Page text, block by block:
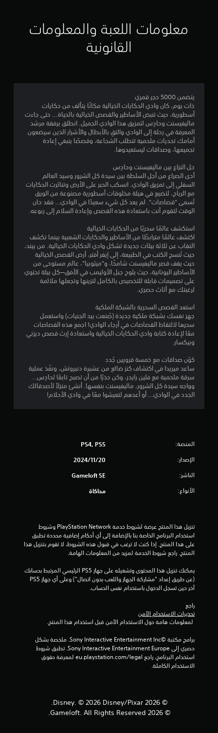
ي
6
ن
م
م
5
ن
ج
م
م
إ
ج
ن
ا
ت
ي
م
معلومات اللعبة والمعلومات
القانونية
يتضمن 5000 حجر قمري
ذات يوم، كان وادي الحكايات الخيالية مكانًا يتألف من حكايات
أسطورية، حيث تنبض الأساطير والقصص الخيالية بالحياة... حتى جاءت
ماليفيسنت وحادِس لتمزيق هذا الوادي الجميل. انطلق برفقة مرشد
المعرفة في رحلة إلى الوادي والتقِ بالأبطال والأشرار الذين سيضعون
أمامك تحديات ملحمية تتطلب الشجاعة، وقصصًا ينبغي إعادة
تجميعها، وصداقات ليستعيدوها.
حل النزاع بين ماليفيسنت وحادِس
أدى الصراع من أجل السلطة بين سيدة كل الشرور وسيد العالم
السفلي إلى تمزيق الوادي. انسكب الحبر على الأرض وتناثرت الحكايات
مع الرياح، لتضيع في هيئة مخلوقات أسطورية مصنوعة من الورق
تُسمى "قصاصات". لم يعد كل شيء سعيدًا في الوادي… فقد حان
الوقت لتقوم أنت باستعادة هذه القصص وإعادة السلام إلى ربوعه.
استكشف عالمًا سحريًا من الحكايات الخيالية
اكتشف عالمًا مترابطًا من الأساطير والحكايات الشعبية بينما تكشف
النقاب عن ثلاثة بيئات جديدة تشكل وادي الحكايات الخيالية. من بيند،
حيث تُنسج الكتب في الطبيعة، إلى إيفر أفتر، أرض القصص الخيالية
حيث يقف قصر ماليفيسنت شامخًا، و"ميثوبيا"، عالم مستوحى من
الأساطير اليونانية، حيث يلوح جبل الأوليمب في الأفق—كل بيئة تحتوي
على تصميمات قابلة للتخصيص بالكامل لتزينها وتجعلها ملائمة
لرغبتك مع أثاث حصري.
استعد القصص السحرية بالشبكة الملكية
جهز نفسك بشبكة ملكية جديدة (صُنعت بيد الجنيات) واستعمل
سحرها لالتقاط القصاصات في أرجاء الوادي! اجمع هذه القصاصات
معًا لإعادة كتابة وادي الحكايات الخيالية واستعادة إرث قصص ديزني
وبيكسار.
كوّن صداقات مع خمسة قرويين جُدد
ساعد ميريدا في اكتشاف كنز ضائع من عشيرة دنبروتش، ونفّذ عملية
سرقة ملحمية مع فلين رايدر، وكن حذرًا من أن تصبح تابعًا لحادِس...
وواجه سيدة كل الشرور، ماليفيسنت بنفسها. أنشئ منزلاً لأصدقائك
الجدد في الوادي… أو أعدهم لتعيشوا معًا في وادي الأحلام!
المنصة: PS4, PS5
الإصدار: 20‏/11‏/2024
الناشر: Gameloft SE
الأنواع: محاكاة
المنتج. راجع شروط الخدمة لمزيد من المعلومات الهامة.
آخر حين تسجل الدخول باستخدام نفس الحساب.
راجع
تحذيرات الاستخدام الآمن
الاستخدام الكاملة.
© 2026 Disney. © 2026 Disney/Pixar.
© 2026 Gameloft. All Rights Reserved.